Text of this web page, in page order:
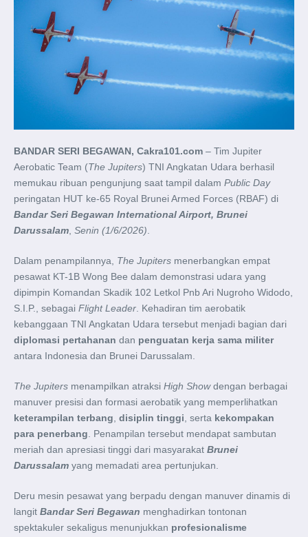
BANDAR SERI BEGAWAN, Cakra101.com – Tim Jupiter
Aerobatic Team (The Jupiters) TNI Angkatan Udara berhasil
memukau ribuan pengunjung saat tampil dalam Public Day
peringatan HUT ke-65 Royal Brunei Armed Forces (RBAF) di
Bandar Seri Begawan International Airport, Brunei
Darussalam Senin (1/6/2026)
Dalam penampilannya, The Jupiters menerbangkan empat
pesawat KT-1B Wong Bee dalam demonstrasi udara yang
dipimpin Komandan Skadik 102 Letkol Pnb Ari Nugroho Widodo,
S.I.P., sebagai Flight Leader . Kehadiran tim aerobatik
kebanggaan TNI Angkatan Udara tersebut menjadi bagian dari
diplomasi pertahanan dan penguatan kerja sama militer
antara Indonesia dan Brunei Darussalam.
The Jupiters menampilkan atraksi High Showdengan berbagai
manuver presisi dan formasi aerobatik yang memperlihatkan
keterampilan terbang disiplin tinggi , serta kekompakan
para penerbang . Penampilan tersebut mendapat sambutan
meriah dan apresiasi tinggi dari masyarakat Brunei
Darussalam yang memadati area pertunjukan.
Deru mesin pesawat yang berpadu dengan manuver dinamis di
langit Bandar Seri Begawan menghadirkan tontonan
spektakuler sekaligus menunjukkan profesionalisme